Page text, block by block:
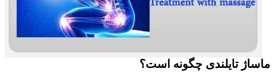
ماساژ تایلندی چگونه است؟